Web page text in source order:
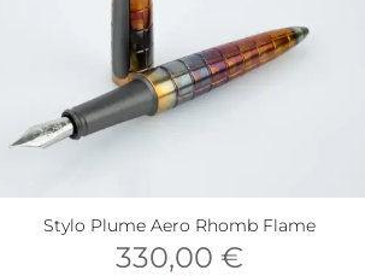
Stylo Plume Aero Rhomb Flame
330,00€